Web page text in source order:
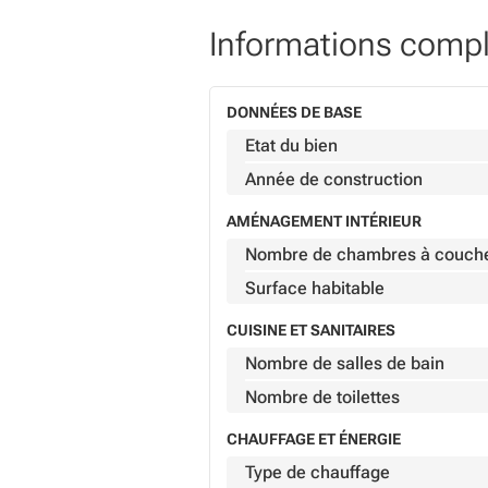
Informations
DONNÉES DE BASE
Etat du bien
Année de construction
AMÉNAGEMENT INTÉRIEUR
Nombre de chambres à
Surface habitable
CUISINE ET SANITAIRES
Nombre de salles de bain
Nombre de toilettes
CHAUFFAGE ET ÉNERGIE
Type de chauffage